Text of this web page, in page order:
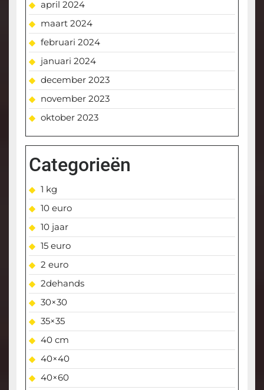
april 2024
maart 2024
februari 2024
januari 2024
december 2023
november 2023
oktober 2023
Categorieën
1 kg
10 euro
10 jaar
15 euro
2 euro
2dehands
30×30
35×35
40 cm
40×40
40×60